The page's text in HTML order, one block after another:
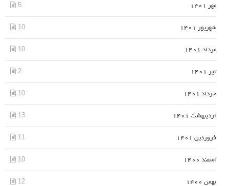
مهر 1401 5
شهریور 1401 10
مرداد 1401 10
تیر 1401 2
خرداد 1401 10
اردیبهشت 1401 13
فروردین 1401 11
اسفند 1400 10
بهمن 1400 12